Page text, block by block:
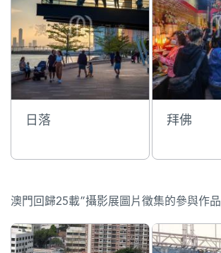
日落 拜佛
澳門回歸25載”攝影展圖片徵集的參與作品